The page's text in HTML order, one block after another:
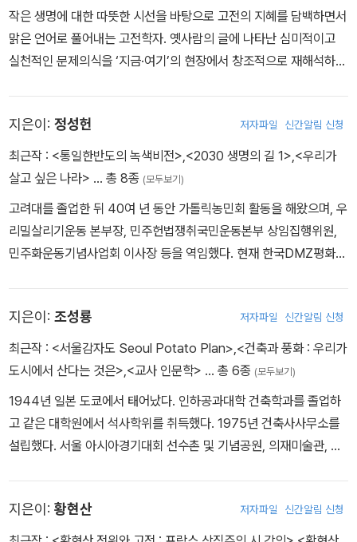
보신문》 ‘10대 불교학자’에 이름을 올렸다. 저서로 『화쟁기호학, 이론
과 실제』, 『신라인의 마음으로 삼국유사를 읽는다』, 『인류의 위기에
대한 원효와 마르크스의 대화』, 『4차 산업혁명과 대안의 사회』, 『18
~19세기 한국문학, 차이의 근대성』, 『인공지능의 쟁점과 대안』 등이
있으며, 역서로 틱낫한의 『엄마』가 있다.
작은 생명에 대한 따뜻한 시선을 바탕으로 고전의 지혜를 담백하면서
맑은 언어로 풀어내는 고전학자. 옛사람의 글에 나타난 심미적이고
실천적인 문제의식을 ‘지금·여기’의 현장에서 창조적으로 재해석하는
을 지향한다. 고전의 인문 정신과 글쓰기, 생태 정신과 동아시아 교류
사를 꾸준히 공부하고 있다. 특히 연암 박지원을 오랫동안 탐구해 오
고 있으며, 그 결실로 《연암 산문의 멋》, 《열하일기 첫걸음》, 《연암
노력으로 《한자의 쓸모》, 《오래 흐르면 반드시 바다에 이른다》, 《오
우아: 나는 나를 벗 삼는다》, 《청춘보다 푸르게, 삶보다 짙게》, 《탐독
가들》, 《리더의 말공부》, 《고전 필사》 등을 썼다. 글쓰기에 대한 관심
을 바탕으로 《18세기 지식인의 생각과 글쓰기 전략》, 《과학기술 글
쓰기》(공저)를 저술했으며, 교육에도 관심을 기울여 《살아있는 한자
기》, 《해결 초등 글쓰기》 등을 썼다. 역서로는 《정유각집》(공저), 《연
암 산문집》, 《연암 소설집》 등이 있다. 현재 한양대학교에서 학생들
을 가르치고 있다.
지은이: 정성헌 저자파일 신간알림 신청
최근작 : <통일한반도의 녹색비전>,<2030 생명의 길 1>,<우리가
살고 싶은 나라> … 총 8종 (모두보기)
고려대를 졸업한 뒤 40여 년 동안 가톨릭농민회 활동을 해왔으며, 우
리밀살리기운동 본부장, 민주헌법쟁취국민운동본부 상임집행위원,
민주화운동기념사업회 이사장 등을 역임했다. 현재 한국DMZ평화생
온난화에 대한 대책과 이를 위한 정치혁명과 교육개벽 실천 등에 특
히 관심을 기울이고 활동하고 있다.
지은이: 조성룡 저자파일 신간알림 신청
최근작 : <서울감자도 Seoul Potato Plan>,<건축과 풍화 : 우리가
도시에서 산다는 것은>,<교사 인문학> … 총 6종 (모두보기)
1944년 일본 도쿄에서 태어났다. 인하공과대학 건축학과를 졸업하
고 같은 대학원에서 석사학위를 취득했다. 1975년 건축사사무소를
설립했다. 서울 아시아경기대회 선수촌 및 기념공원, 의재미술관, 선
앤아트스페이스 등이 있다. 1989년 도쿄 갤러리 마에서 열린 〈마당
의 사상〉 전에 초청됐고, 2002 베니스비엔날레 국제건축전 한국관
지은이: 황현산 저자파일 신간알림 신청